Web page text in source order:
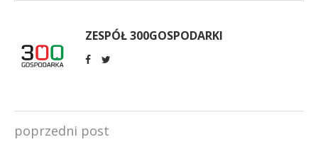
ZESPÓŁ 300GOSPODARKI
poprzedni post